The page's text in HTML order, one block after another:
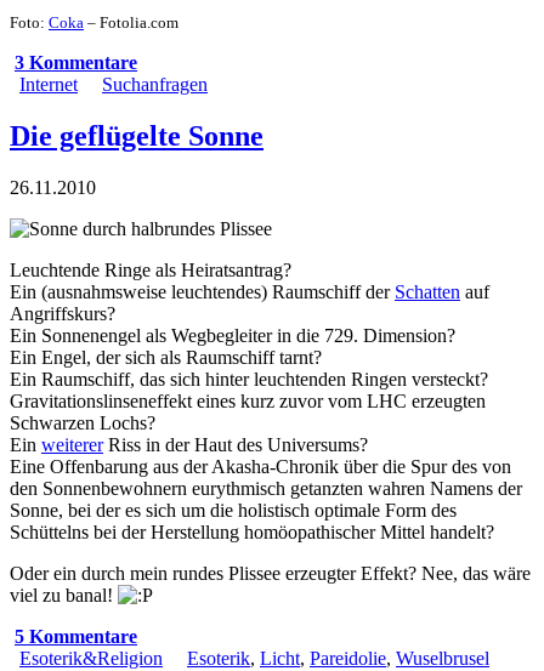
Foto: Coka – Fotolia.com
3 Kommentare
Internet
Suchanfragen
Die geflügelte Sonne
26.11.2010
Leuchtende Ringe als Heiratsantrag?
Ein (ausnahmsweise leuchtendes) Raumschiff der Schatten auf
Angriffskurs?
Ein Sonnenengel als Wegbegleiter in die 729. Dimension?
Ein Engel, der sich als Raumschiff tarnt?
Ein Raumschiff, das sich hinter leuchtenden Ringen versteckt?
Gravitationslinseneffekt eines kurz zuvor vom LHC erzeugten
Schwarzen Lochs?
Ein weitererRiss in der Haut des Universums?
Eine Offenbarung aus der Akasha-Chronik über die Spur des von
den Sonnenbewohnern eurythmisch getanzten wahren Namens der
Sonne, bei der es sich um die holistisch optimale Form des
Schüttelns bei der Herstellung homöopathischer Mittel handelt?
Oder ein durch mein rundes Plissee erzeugter Effekt? Nee, das wäre
viel zu banal!
5 Kommentare
Esoterik&Religion
Esoterik, Licht, Pareidolie, Wuselbrusel